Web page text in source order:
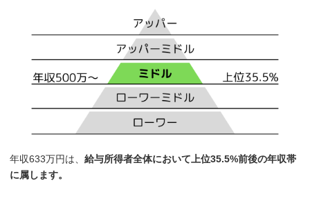
年収633万円は、給与所得者全体において上位35.5%前後の年収帯
に属します。